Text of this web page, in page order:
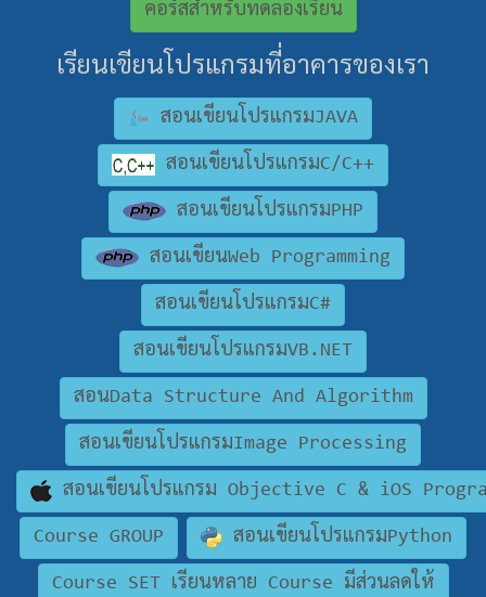
คอร์สสำหรับทดลองเรียน
เรียนเขียนโปรแกรมที่อาคารของเรา
สอนเขียนโปรแกรมJAVA
สอนเขียนโปรแกรมC/C++
สอนเขียนโปรแกรมPHP
สอนเขียนWeb Programming
สอนเขียนโปรแกรมC#
สอนเขียนโปรแกรมVB.NET
สอนData Structure And Algorithm
สอนเขียนโปรแกรมImage Processing
สอนเขียนโปรแกรม Objective C & iOS
Course GROUP สอนเขียนโปรแกรมPython
Course SET เรียนหลาย Course มีส่วนลดให้